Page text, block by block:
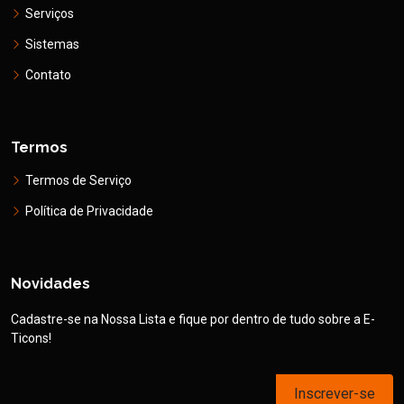
Serviços
Sistemas
Contato
Termos
Termos de Serviço
Política de Privacidade
Novidades
Cadastre-se na Nossa Lista e fique por dentro de tudo sobre a E-
Ticons!